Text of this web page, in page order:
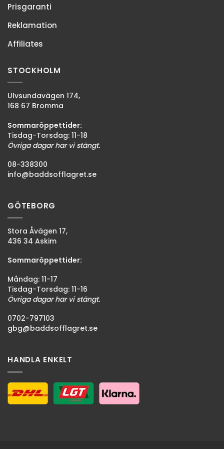
Prisgaranti
Reklamation
Affiliates
STOCKHOLM
Ulvsundavägen 174,
168 67 Bromma
Sommaröppettider:
Tisdag-Torsdag: 11-18
Övriga dagar har vi stängt.
08-338300
info@baddsofflagret.se
GÖTEBORG
Stora Åvägen 17,
436 34 Askim
Sommaröppettider:
Måndag: 11-17
Tisdag-Torsdag: 11-16
Övriga dagar har vi stängt.
0702-797103
gbg@baddsofflagret.se
HANDLA ENKELT